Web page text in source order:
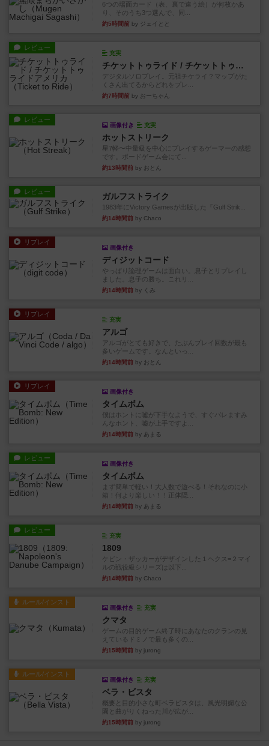
6つの場面カード（表、裏で違う絵）が何枚かあ
り、そのうち3つ選んで、同...
約5時間前 by ジェイとと
レビュー
充実
チケットトゥライド / チケットトゥライドアメリカ
デジタルソロプレイ。元祖チケライ？マップがた
くさん出てるからどれをプレ...
約7時間前 by おーちゃん
レビュー
画像付き 充実
ホットストリーク
星7軽〜中量級を中心にプレイするゲーマーの感想
です。ボードゲーム会にて...
約13時間前 by おとん
レビュー ガルフストライク
1983年にVictory Gamesが出版した『Gulf Strik...
約14時間前 by Chaco
リプレイ
画像付き
ディジットコード
やっぱり論理ゲームは面白い。息子とリプレイし
ました。息子の勝ち。これリ...
約14時間前 by くみ
リプレイ
充実
アルゴ
アルゴがとても好きで、たぶんプレイ回数が最も
多いゲームです。なんといっ...
約14時間前 by おとん
リプレイ
画像付き
タイムボム
僕はホントに嘘が下手なようで、すぐバレますみ
んなホント、嘘が上手ですよ...
約14時間前 by あまる
レビュー
画像付き
タイムボム
まず簡単で軽い！大人数で遊べる！それなのに小
箱！何より楽しい！！正体隠...
約14時間前 by あまる
レビュー
充実
1809
ケビン・ザッカーがデザインした１ヘクス=２マイ
ルの戦役級シリーズは以下...
約14時間前 by Chaco
ルール/インスト
画像付き 充実
クマタ
ゲームの目的ゲーム終了時にあなたのクランの見
えているドミノで最も多くの...
約15時間前 by jurong
ルール/インスト
画像付き 充実
ベラ・ビスタ
概要と目的小さな町ベラビスタは、風光明媚な公
園と曲がりくねった川が広が...
約15時間前 by jurong